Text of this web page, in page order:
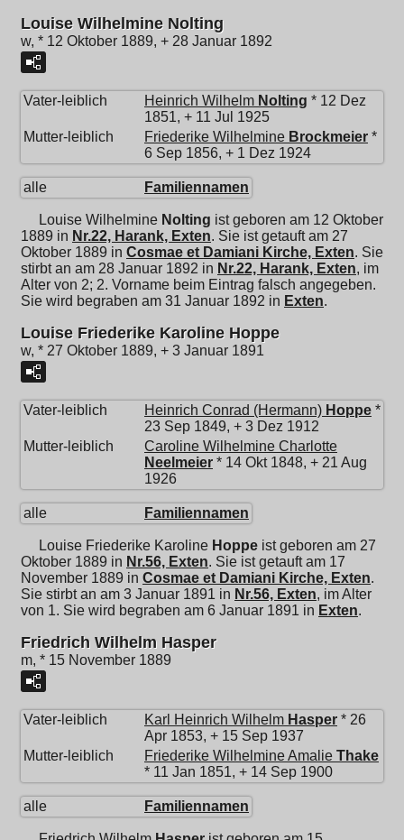
Louise Wilhelmine Nolting
w, * 12 Oktober 1889, + 28 Januar 1892
Vater-leiblich Heinrich Wilhelm Nolting * 12 Dez
1851, + 11 Jul 1925
Mutter-leiblich
Friederike Wilhelmine Brockmeier *
6 Sep 1856, + 1 Dez 1924
alle Familiennamen
Louise Wilhelmine Nolting ist geboren am 12 Oktober
1889 in Nr.22, Harank, Exten. Sie ist getauft am 27
Oktober 1889 in Cosmae et Damiani Kirche, Exten. Sie
stirbt an am 28 Januar 1892 in Nr.22, Harank, Exten, im
Alter von 2; 2. Vorname beim Eintrag falsch angegeben.
Sie wird begraben am 31 Januar 1892 in Exten.
Louise Friederike Karoline Hoppe
w, * 27 Oktober 1889, + 3 Januar 1891
Vater-leiblich Heinrich Conrad (Hermann) Hoppe *
23 Sep 1849, + 3 Dez 1912
Mutter-leiblich
Caroline Wilhelmine Charlotte
Neelmeier * 14 Okt 1848, + 21 Aug
1926
alle Familiennamen
Louise Friederike Karoline Hoppe ist geboren am 27
Oktober 1889 in Nr.56, Exten. Sie ist getauft am 17
November 1889 in Cosmae et Damiani Kirche, Exten.
Sie stirbt an am 3 Januar 1891 in Nr.56, Exten, im Alter
von 1. Sie wird begraben am 6 Januar 1891 in Exten.
Friedrich Wilhelm Hasper
m, * 15 November 1889
Vater-leiblich Karl Heinrich Wilhelm Hasper * 26
Apr 1853, + 15 Sep 1937
Mutter-leiblich
Friederike Wilhelmine Amalie Thake
* 11 Jan 1851, + 14 Sep 1900
alle Familiennamen